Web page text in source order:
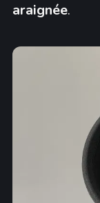
araignée.